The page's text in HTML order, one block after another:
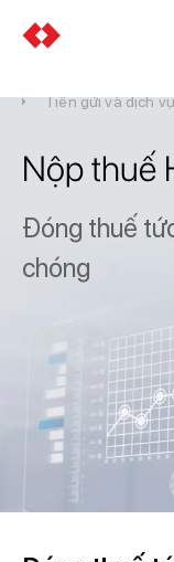
Tiền gửi và dịch
Nộp thuế
Đóng thuế
chóng